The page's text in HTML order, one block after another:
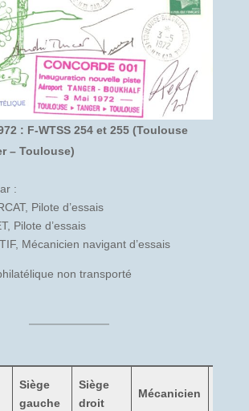
: F-WTSS 254 et 255 (Toulouse
– Toulouse)
:
Pilote d’essais
Pilote d’essais
Mécanicien navigant d’essais
non transporté
Siège
gauche
Siège
droit
Mécanicien